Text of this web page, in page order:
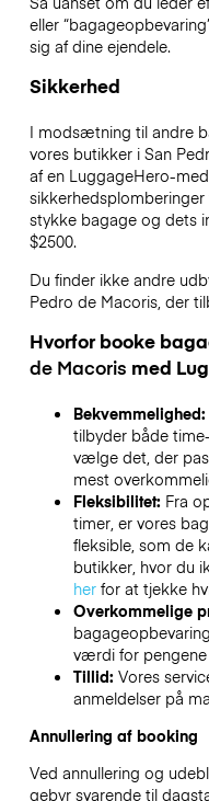
eller
sig af dine ejendele.
Sikkerhed
I modsætning til andre
vores butikker i San
af en LuggageHero-
stykke bagage og dets
$2500.
Du finder ikke andre
Pedro de Macoris, der
Hvorfor booke
de Macoris med
Bekvemmelighed:
tilbyder både
vælge det, der
mest
Fleksibilitet: Fra
timer, er vores
fleksible, som de
butikker, hvor du
herfor at tjekke
Overkommelige
værdi for pengene
Tillid: Vores
anmeldelser på
Annullering af booking
Ved annullering og
gebyr svarende til